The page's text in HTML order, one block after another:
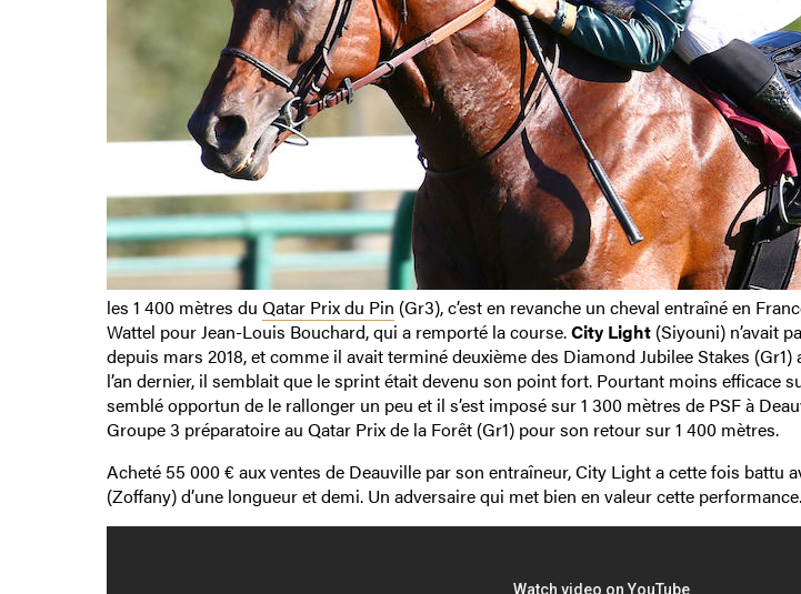
les 1 400 mètres du Qatar Prix du Pin (Gr3), c’est en revanche un cheval entraîné en
Wattel pour Jean-Louis Bouchard, qui a remporté la course.City Light(Siyouni) n’avait
depuis mars 2018, et comme il avait terminé deuxième des Diamond Jubilee Stakes (Gr1)
l’an dernier, il semblait que le sprint était devenu son point fort. Pourtant moins efficace
semblé opportun de le rallonger un peu et il s’est imposé sur 1 300 mètres de PSF à
Groupe 3 préparatoire au Qatar Prix de la Forêt (Gr1) pour son retour sur 1 400 mètres.
Acheté 55 000 € aux ventes de Deauville par son entraîneur, City Light a cette fois battu
(Zoffany) d’une longueur et demi. Un adversaire qui met bien en valeur cette